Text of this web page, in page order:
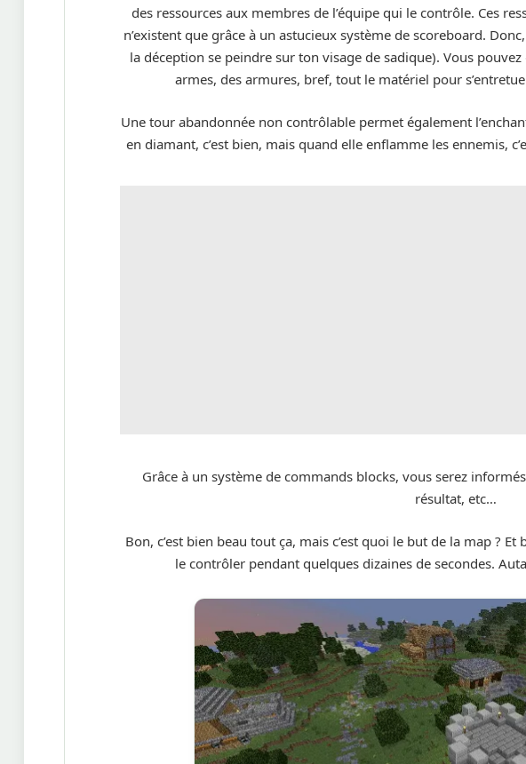
des ressources aux membres de l’équipe qui le contrôle. Ces
n’existent que grâce à un astucieux système de scoreboard.
la déception se peindre sur ton visage de sadique). Vous
armes, des armures, bref, tout le matériel pour
Une tour abandonnée non contrôlable permet également
en diamant, c’est bien, mais quand elle enflamme les ennemis,
Grâce à un système de commands blocks, vous serez
résultat, etc…
Bon, c’est bien beau tout ça, mais c’est quoi le but de la map ? Et
le contrôler pendant quelques dizaines de secondes.